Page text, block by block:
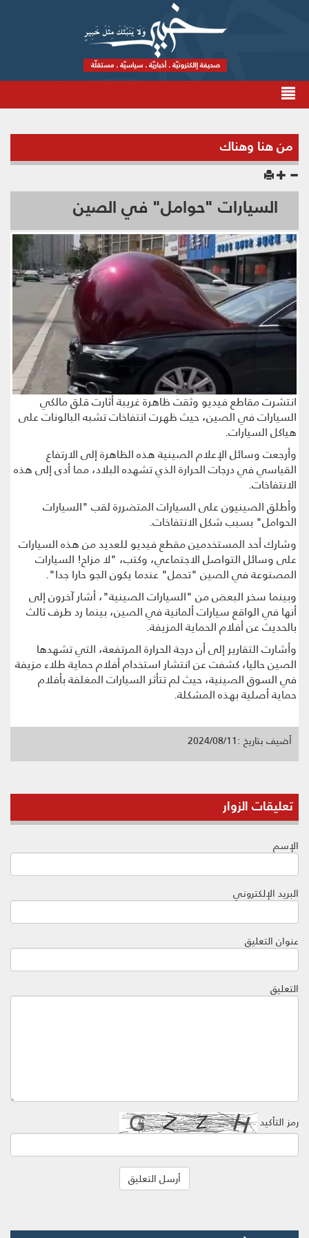
من هنا وهناك
السيارات "حوامل" في الصين
انتشرت مقاطع فيديو وثقت ظاهرة غريبة أثارت قلق مالكي
السيارات في الصين، حيث ظهرت انتفاخات تشبه البالونات على
هياكل السيارات.
وأرجعت وسائل الإعلام الصينية هذه الظاهرة إلى الارتفاع
القياسي في درجات الحرارة الذي تشهده البلاد، مما أدى إلى هذه
الانتفاخات.
وأطلق الصينيون على السيارات المتضررة لقب "السيارات
الحوامل" بسبب شكل الانتفاخات.
وشارك أحد المستخدمين مقطع فيديو للعديد من هذه السيارات
على وسائل التواصل الاجتماعي، وكتب، "لا مزاح! السيارات
المصنوعة في الصين "تحمل" عندما يكون الجو حارا جدا".
وبينما سخر البعض من "السيارات الصينية"، أشار آخرون إلى
أنها في الواقع سيارات ألمانية في الصين، بينما رد طرف ثالث
بالحديث عن أفلام الحماية المزيفة.
وأشارت التقارير إلى أن درجة الحرارة المرتفعة، التي تشهدها
الصين حاليا، كشفت عن انتشار استخدام أفلام حماية طلاء مزيفة
في السوق الصينية، حيث لم تتأثر السيارات المغلفة بأفلام
حماية أصلية بهذه المشكلة.
أضيف بتاريخ :2024/08/11
تعليقات الزوار
الإسم
البريد الإلكتروني
عنوان التعليق
التعليق
رمز التأكيد